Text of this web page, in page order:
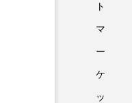
ト
マ
ー
ケ
ッ